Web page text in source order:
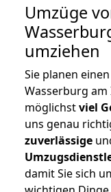
Umzüge
umziehen
Sie planen
Wasserburg
möglichstviel
uns genau
zuverlässige
damit Sie sich